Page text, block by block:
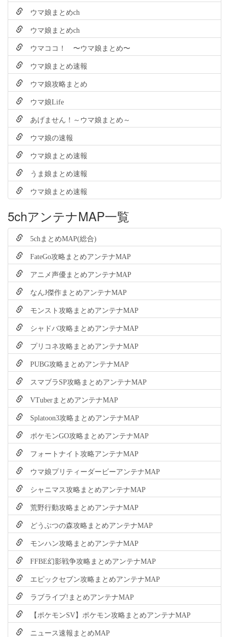
ウマ娘まとめch
ウマ娘まとめch
ウマココ！ 〜ウマ娘まとめ〜
ウマ娘まとめ速報
ウマ娘攻略まとめ
ウマ娘Life
あげません！～ウマ娘まとめ～
ウマ娘の速報
ウマ娘まとめ速報
うま娘まとめ速報
ウマ娘まとめ速報
5chアンテナMAP一覧
5chまとめMAP(総合)
FateGo攻略まとめアンテナMAP
アニメ声優まとめアンテナMAP
なんJ傑作まとめアンテナMAP
モンスト攻略まとめアンテナMAP
シャドバ攻略まとめアンテナMAP
プリコネ攻略まとめアンテナMAP
PUBG攻略まとめアンテナMAP
スマブラSP攻略まとめアンテナMAP
VTuberまとめアンテナMAP
Splatoon3攻略まとめアンテナMAP
ポケモンGO攻略まとめアンテナMAP
フォートナイト攻略アンテナMAP
ウマ娘プリティーダービーアンテナMAP
シャニマス攻略まとめアンテナMAP
荒野行動攻略まとめアンテナMAP
どうぶつの森攻略まとめアンテナMAP
モンハン攻略まとめアンテナMAP
FFBE幻影戦争攻略まとめアンテナMAP
エピックセブン攻略まとめアンテナMAP
ラブライブ!まとめアンテナMAP
【ポケモンSV】ポケモン攻略まとめアンテナMAP
ニュース速報まとめMAP